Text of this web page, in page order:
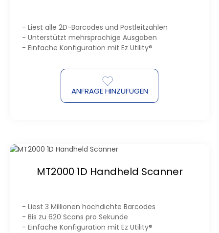
- Liest alle 2D-Barcodes und Postleitzahlen
- Unterstützt mehrsprachige Ausgaben
- Einfache Konfiguration mit Ez Utility®
ANFRAGE HINZUFÜGEN
MT2000 1D Handheld Scanner
- Liest 3 Millionen hochdichte Barcodes
- Bis zu 620 Scans pro Sekunde
- Einfache Konfiguration mit Ez Utility®